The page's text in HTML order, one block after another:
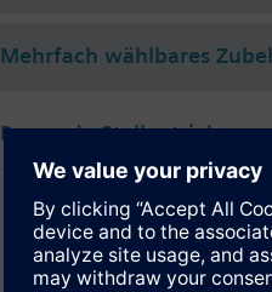
Mehrfach wählbares
Passende Stellantriebe
SSA118.09HKN
Elektromotorische